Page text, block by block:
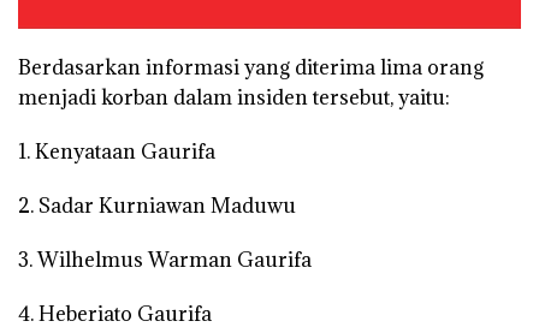
Berdasarkan informasi yang diterima lima orang
menjadi korban dalam insiden tersebut, yaitu:
1. Kenyataan Gaurifa
2. Sadar Kurniawan Maduwu
3. Wilhelmus Warman Gaurifa
4. Heberiato Gaurifa